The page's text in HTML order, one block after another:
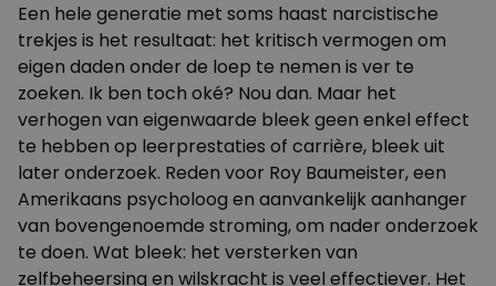
Een hele generatie met soms haast narcistische
trekjes is het resultaat: het kritisch vermogen om
eigen daden onder de loep te nemen is ver te
zoeken. Ik ben toch oké? Nou dan. Maar het
verhogen van eigenwaarde bleek geen enkel effect
te hebben op leerprestaties of carrière, bleek uit
later onderzoek. Reden voor Roy Baumeister, een
Amerikaans psycholoog en aanvankelijk aanhanger
van bovengenoemde stroming, om nader onderzoek
te doen. Wat bleek: het versterken van
zelfbeheersing en wilskracht is veel effectiever. Het